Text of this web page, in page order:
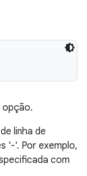
opção.
linha de
'-'. Por exemplo,
com